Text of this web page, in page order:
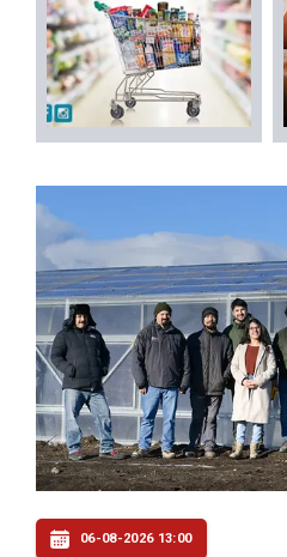
06-08-2026 13:00